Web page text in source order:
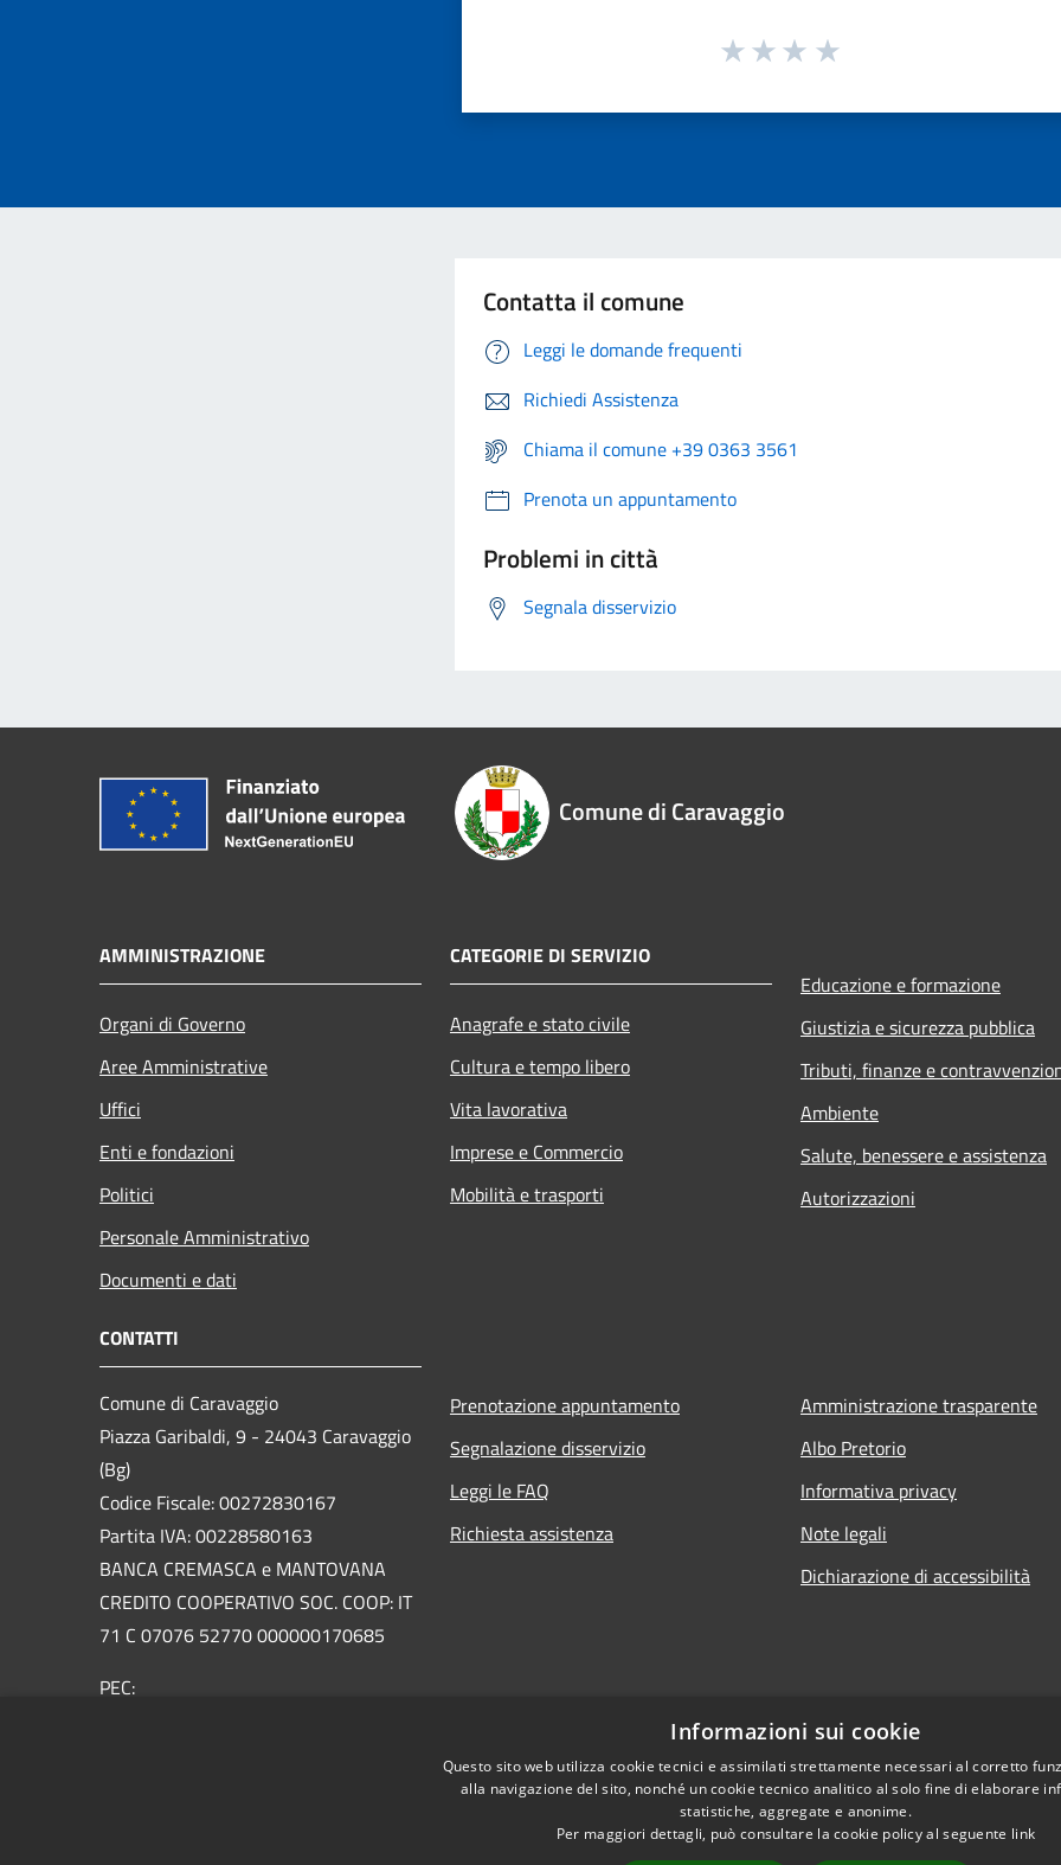
Contatta il comune
Leggi le domande frequenti
Richiedi Assistenza
Chiama il comune +39 0363 3561
Prenota un appuntamento
Problemi in città
Segnala disservizio
Comune di Caravaggio
AMMINISTRAZIONE
Organi di Governo
Aree Amministrative
Uffici
Enti e fondazioni
Politici
Personale Amministrativo
Documenti e dati
CATEGORIE DI SERVIZIO
Anagrafe e stato civile
Cultura e tempo libero
Vita lavorativa
Imprese e Commercio
Mobilità e trasporti
Educazione e formazione
Giustizia e sicurezza pubblica
Tributi, finanze e
Ambiente
Salute, benessere e assistenza
Autorizzazioni
CONTATTI
Comune di Caravaggio
Piazza Garibaldi, 9 - 24043 Caravaggio
(Bg)
Codice Fiscale: 00272830167
Partita IVA: 00228580163
BANCA CREMASCA e MANTOVANA
CREDITO COOPERATIVO SOC. COOP: IT
71 C 07076 52770 000000170685
PEC:
Prenotazione appuntamento
Segnalazione disservizio
Leggi le FAQ
Richiesta assistenza
Amministrazione trasparente
Albo Pretorio
Informativa privacy
Note legali
Dichiarazione di accessibilità
Informazioni sui cookie
Questo sito web utilizza cookie tecnici e assimilati strettamente necessari al corretto
alla navigazione del sito, nonché un cookie tecnico analitico al solo fine di elaborare
statistiche, aggregate e anonime.
Per maggiori dettagli, può consultare la cookie policy al seguente link